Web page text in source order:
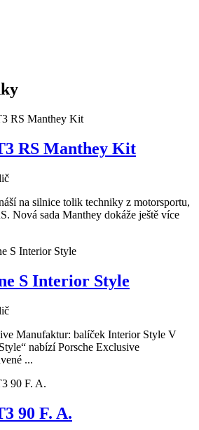
RS Manthey Kit
na silnice tolik techniky z motorsportu,
Nová sada Manthey dokáže ještě více
S Interior Style
Manufaktur: balíček Interior Style V
nabízí Porsche Exclusive
...
90 F. A.